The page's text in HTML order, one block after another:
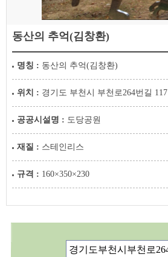
동산의 추억(김창환)
명칭 : 동산의 추억(김창환)
위치 : 경기도 부천시 부천로264번길 117
공공시설명 : 도당공원
재질 : 스테인리스
규격 : 160×350×230